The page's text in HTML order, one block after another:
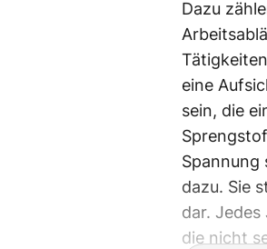
Dazu
eine
sein, die
Spannung
dazu. Sie
dar.
die nicht